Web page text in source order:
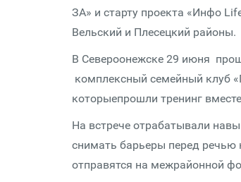
ЗА» и старту проекта «Инфо
Вельский и Плесецкий районы.
В Североонежске 29 июня
комплексный семейный клуб
которыепрошли тренинг
На встрече отрабатывали
снимать барьеры перед
отправятся на межрайонной